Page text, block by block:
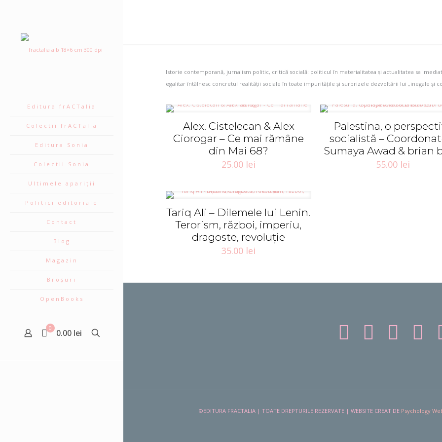
Editura frACTalia
Colectii frACTalia
Editura Sonia
Colectii Sonia
Ultimele apariții
Politici editoriale
Contact
Blog
Magazin
Broșuri
OpenBooks
0 0.00 lei
Istorie contemporană, jurnalism politic, critică socială: politicul în materialitatea și actualitatea sa
egalitar întâlnesc concretul realității sociale în toate impuritățile și surprizele dezvoltării lui „inegale și
Alex. Cistelecan & Alex
Ciorogar – Ce mai rămâne
din Mai 68?
25.00 lei
Palestina, o
socialistă –
Sumaya Awad & brian
55.00 lei
Tariq Ali – Dilemele lui Lenin.
Terorism, război, imperiu,
dragoste, revoluţie
35.00 lei
©EDITURA FRACTALIA | TOATE DREPTURILE REZERVATE | WEBSITE CREAT DE Psychology